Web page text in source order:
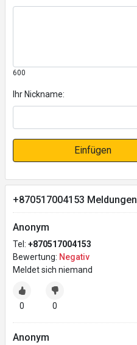
600
Ihr Nickname:
Einfügen
+870517004153 Meldungen
Anonym
Tel: +870517004153
Bewertung: Negativ
Meldet sich niemand
0 0
Anonym